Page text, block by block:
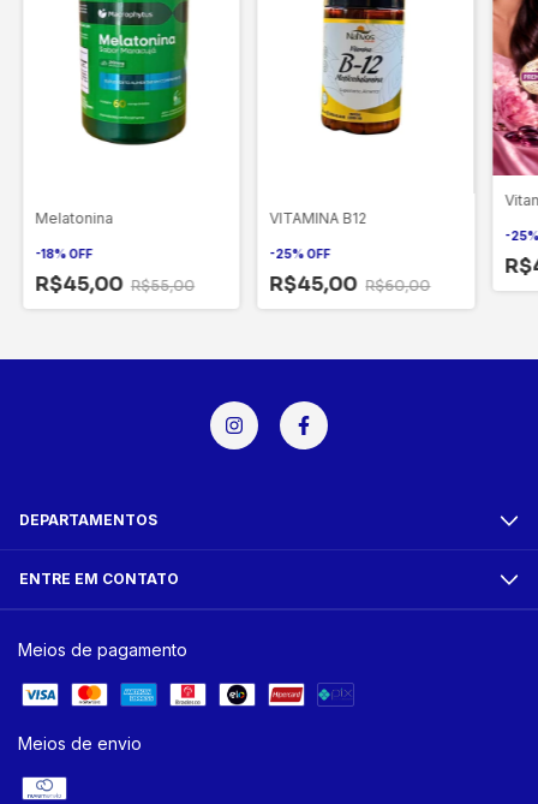
Melatonina
-18%OFF
R$45,00 R$55,00
VITAMINA B12
-25%OFF
R$45,00 R$60,00
-25
DEPARTAMENTOS
ENTRE EM CONTATO
Meios de pagamento
Meios de envio